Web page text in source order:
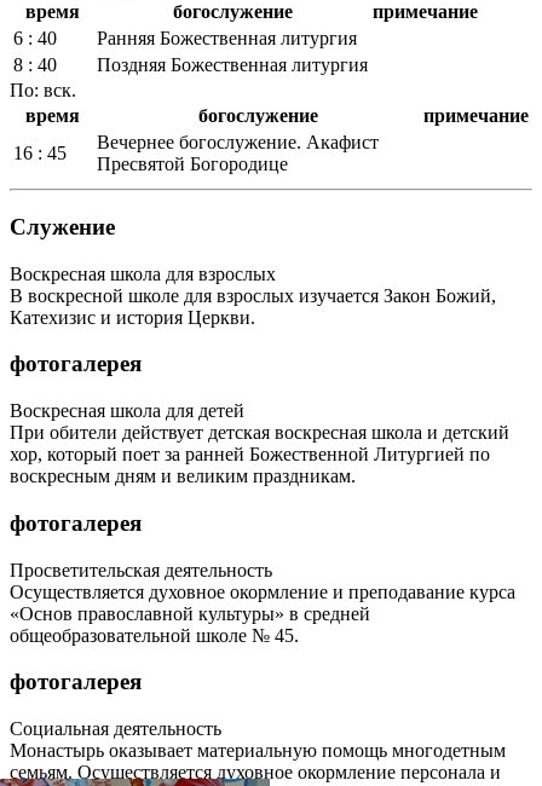
время
богослужение
примечание
6 : 40
Ранняя Божественная литургия
8 : 40
Поздняя Божественная литургия
По: вск.
время
богослужение
примечание
16 : 45
Вечернее богослужение. Акафист
Пресвятой Богородице
Служение
Воскресная школа для взрослых
В воскресной школе для взрослых изучается Закон Божий,
Катехизис и история Церкви.
фотогалерея
Воскресная школа для детей
При обители действует детская воскресная школа и детский
хор, который поет за ранней Божественной Литургией по
воскресным дням и великим праздникам.
фотогалерея
Просветительская деятельность
Осуществляется духовное окормление и преподавание курса
«Основ православной культуры» в средней
общеобразовательной школе № 45.
фотогалерея
Социальная деятельность
Монастырь оказывает материальную помощь многодетным
семьям. Осуществляется духовное окормление персонала и